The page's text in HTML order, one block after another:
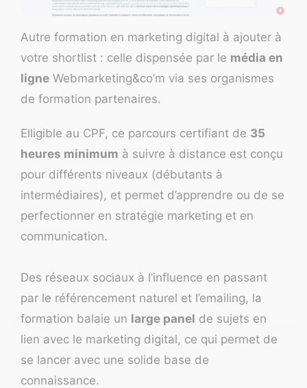
Autre formation en marketing digital à ajouter à
votre shortlist : celle dispensée par le média en
ligne Webmarketing&co’m via ses organismes
de formation partenaires.
Elligible au CPF, ce parcours certifiant de 35
heures minimum à suivre à distance est conçu
pour différents niveaux (débutants à
intermédiaires), et permet d’apprendre ou de se
perfectionner en stratégie marketing et en
communication.
Des réseaux sociaux à l’influence en passant
par le référencement naturel et l’emailing, la
formation balaie un large panel de sujets en
lien avec le marketing digital, ce qui permet de
se lancer avec une solide base de
connaissance.